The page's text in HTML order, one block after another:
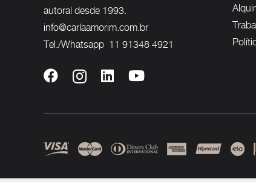
autoral desde 1993.
info@carlaamorim.com.br
Tel./Whatsapp 11 91348 4921